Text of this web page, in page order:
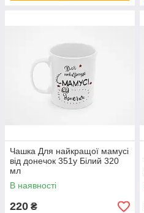
Чашка Для найкращої мамусі
від донечок 351у Білий 320
мл
В наявності
220 ₴